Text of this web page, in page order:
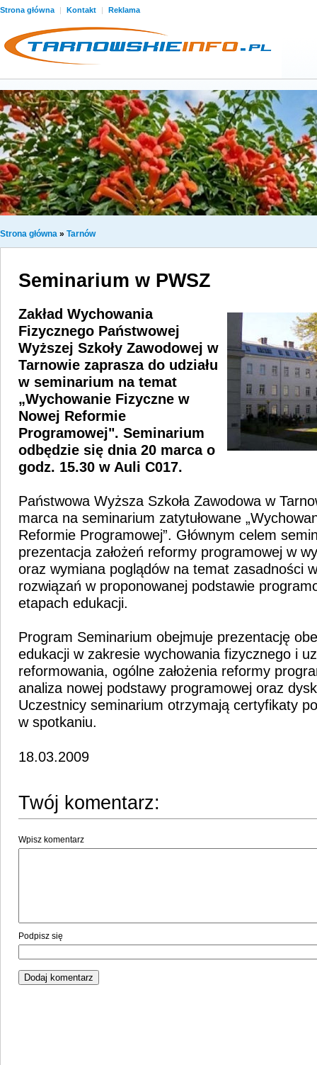
Strona główna | Kontakt | Reklama
Strona główna » Tarnów
Seminarium w PWSZ
Zakład Wychowania
Fizycznego Państwowej
Wyższej Szkoły Zawodowej w
Tarnowie zaprasza do udziału
w seminarium na temat
„Wychowanie Fizyczne w
Nowej Reformie
Programowej". Seminarium
odbędzie się dnia 20 marca o
godz. 15.30 w Auli C017.
Państwowa Wyższa Szkoła Zawodowa w
marca na seminarium zatytułowane
Reformie Programowej”. Głównym celem
prezentacja założeń reformy programowej w
oraz wymiana poglądów na temat zasadności
rozwiązań w proponowanej podstawie
etapach edukacji.
Program Seminarium obejmuje prezentację
edukacji w zakresie wychowania fizycznego i
reformowania, ogólne założenia reformy
analiza nowej podstawy programowej oraz
Uczestnicy seminarium otrzymają certyfikaty
w spotkaniu.
18.03.2009
Twój komentarz:
Wpisz komentarz
Podpisz się